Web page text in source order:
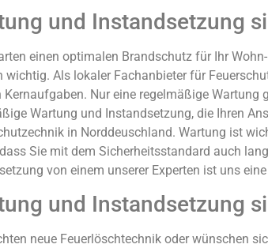
und Instandsetzung
einen optimalen Brandschutz für Ihr
wichtig. Als lokaler Fachanbieter für
Kernaufgaben. Nur eine regelmäßige
Wartung und Instandsetzung, die Ihren
in Norddeuschland. Wartung ist
Sie mit dem Sicherheitsstandard auch
von einem unserer Experten ist uns
und Instandsetzung
neue Feuerlöschtechnik oder wünschen